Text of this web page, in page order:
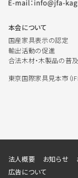
本会について
国産家具表示の認定
輸出活動の促進
合法木材・木製品の普及
東京国際家具見本市（
法人概要 お知らせ
広告について